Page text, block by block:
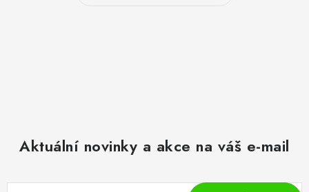
Aktuální novinky a akce na váš e-mail